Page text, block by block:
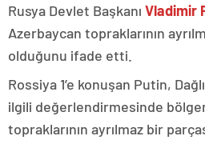
Rusya Devlet Başkanı Vladimir
Azerbaycan topraklarının
olduğunu ifade etti.
Rossiya 1’e konuşan Putin,
ilgili değerlendirmesinde
topraklarının ayrılmaz bir